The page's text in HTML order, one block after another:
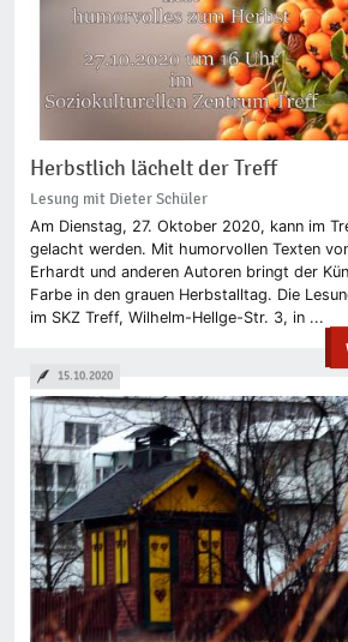
Herbstlich lächelt der Treff
Lesung mit Dieter Schüler
Am Dienstag, 27. Oktober 2020, kann im
gelacht werden. Mit humorvollen Texten
Erhardt und anderen Autoren bringt der
Farbe in den grauen Herbstalltag. Die
im SKZ Treff, Wilhelm-Hellge-Str. 3, in ...
15.10.2020